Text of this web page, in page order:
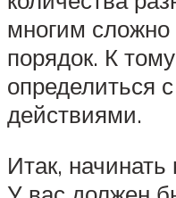
многим
порядок. К
определиться
действиями.
Итак, начинать